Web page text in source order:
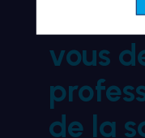
le
vous
de la